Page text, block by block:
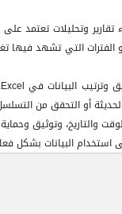
تقارير وتحليلات تعتمد
الفترات التي تشهد
وترتيب البيانات في Excel
أو التحقق من
والتاريخ، وتوثيق وحماية
استخدام البيانات بشكل